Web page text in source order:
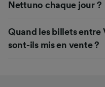
Nettuno chaque jour ?
Quand les billets
sont-ils mis en vente ?